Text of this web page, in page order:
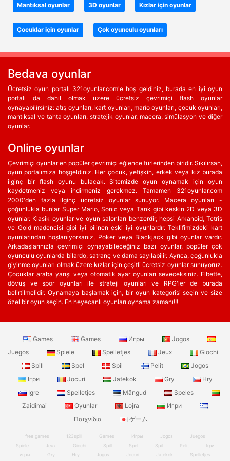
Mantıksal oyunlar 3D oyunlar Kızlar için oyunlar
Çocuklar için oyunlar Çok oyunculu oyunları
Bedava oyunlar
Ücretsiz oyun portalı 321oyunlar.com'e hoş geldiniz, burada en iyi oyun
portalı da dahil olmak üzere ücretsiz çevrimiçi flash oyunlar
oynayabilirsiniz: atış oyunları, kart oyunları, mario oyunları, çocuk oyunları,
mantıksal ve tahta oyunları, stratejik oyunlar, macera, simülasyon ve diğer
oyunlar.
Online oyunlar
Çevrimiçi oyunlar en popüler çevrimiçi eğlence türlerinden biridir. Sıkılırsan,
oyun portalımıza hoşgeldiniz. Her çocuk, yetişkin, erkek veya kız burada
ilginç bir flash oyunu bulacak. Sitemizde oyun oynamak için oyun
kaydetmeniz veya indirmeniz gerekmez. Tamamen 321oyunlar.com
2000'den fazla ilginç ücretsiz oyunlar sunuyor. Macera oyunları -
çoğunlukla bunlar Super Mario, Sonic veya Tank gibi keskin 2D veya 3D
oyunlar. Klasik oyunlar ve oyun salonları benzerdir, hepsi Arkanoid, Tetris
ve Gold madencisi gibi iyi bilinen eski iyi oyunlardır. Teklifimizdeki kart
oyunlarından hoşlanıyorsanız, Poker veya Blackjack gibi oyunlar vardır.
Arkadaşlarınızla çevrimiçi oynayabileceğiniz bazı oyunlar, popüler çok
oyunculu oyunlarda bilardo, satranç ve dama sayılabilir. Ayrıca, çoğunlukla
giyinme oyunları olmak üzere kızlar için çeşitli ücretsiz oyunlar sunuyoruz.
Çocuklar araba yarışı veya otomatik ayar oyunları seveceksiniz. Elbette,
dövüş ve spor oyunları ile strateji oyunları ve RPG'ler de burada
belirtilmelidir. Oynamaya başlamak için, bir oyun kategorisi seçin ve size
özel bir oyun seçin. En heyecanlı oyunları oynama zamanı!!!
Games Games Игры
Jogos
Juegos
Spiele Spelletjes Jeux
Giochi
Spill
Spel Spil Pelit
Jogos
Ігри
Jocuri Jatekok Gry
Hry
Igre
Spelletjes Mängud
Speles
Zaidimai
Oyunlar Lojra
Игри
Παιχνίδια
ゲーム
free games 123spill Games Игры Jogos
Juegos
Spiele
Jeux Giochi Spill Spel Spil Pelit
Ігри
игры
Gry Hry Jogos Jocuri Jatekok Spelletjes